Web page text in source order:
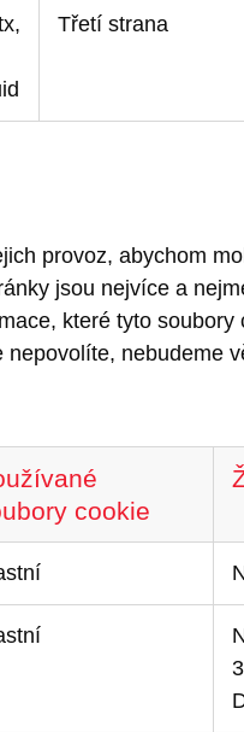
Třetí strana
provoz, abychom
jsou nejvíce a
které tyto
nebudeme
cookie